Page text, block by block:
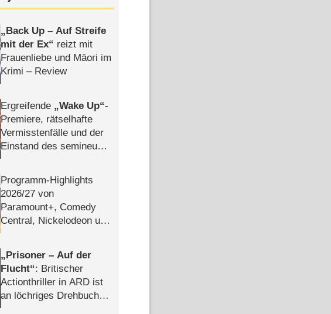
Back Up – Auf Streife
mit der Ex
reizt mit
Frauenliebe und Māori im
Krimi – Review
Ergreifende Wake Up -
Premiere, rätselhafte
Vermisstenfälle und der
Einstand des semineuen
Programm-Highlights
2026/​27 von
Paramount+, Comedy
Central, Nickelodeon und
Prisoner – Auf der
Flucht : Britischer
Actionthriller in ARD ist
an löchriges Drehbuch